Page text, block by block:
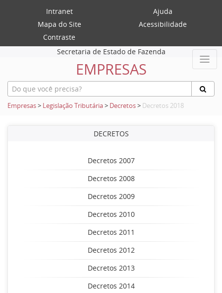
Intranet
Ajuda
Mapa do Site
Acessibilidade
Contraste
Secretaria de Estado de Fazenda
EMPRESAS
Empresas> Legislação Tributária> Decretos> Decretos 2018
DECRETOS
Decretos 2007
Decretos 2008
Decretos 2009
Decretos 2010
Decretos 2011
Decretos 2012
Decretos 2013
Decretos 2014